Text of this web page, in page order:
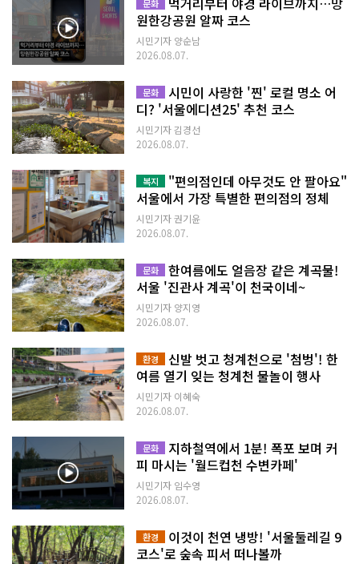
수 있어 여러 지역의 특산품을 찾아다니기 어려운 시민에게도 유용해 보였
다. 매장에서는 먹거리만 만날 수 있는 것이 아니다. 지자체 캐릭터를 활용
한 상품과 지역 기념품도 눈길을 끌었다. 친근한 캐릭터와 감각적인 포장
덕분에 지역 특산물이 오래된 이미지에 머물지 않고 젊고 새로운 상품으로
다가왔다.소비자의 장바구니가 생산자의 판로로 서울동행상회를 둘러보
며 가장 인상 깊었던 것은 상품의 양보다 그 뒤에 담긴 관계였다. 시민은 품
질을 심사받은 국내산 먹거리를 비교하며 구매하고, 지역의 중·소농과 생
산자는 서울 시민을 만날 안정적인 판매 창구를 얻는다. 단순히 물건을 사
고파는 데서 끝나지 않고, 소비자의 선택이 지역 생산자를 응원하는 방식
으로 이어지는 셈이다. 일반 소비자는 생산자가 누구인지, 어떤 과정을 거
쳐 상품이 만들어졌는지 알기 어렵다. 반대로 규모가 작은 농가와 업체는
다. 서울동행상회는 그 거리를 좁혀 주는 중간 다리처럼 느껴졌다. 생산자
에게 낮은 판매 수수료를 적용하고 시민에게 지역의 우수한 상품을 소개한
다는 운영 취지도 ‘동행’이라는 이름과 잘 어울렸다. 매장 한쪽의 자율포장
대도 눈길을 끌었다. 필요한 만큼 포장지를 사용할 수 있고, 옆에 마련된 분
리배출함에 쓰레기를 구분해 버릴 수 있었다. 쇼핑 카트도 한곳에 가지런
진열뿐 아니라 실제 이용자의 동선을 고려한 구성 덕분에 공간이 더욱 편
안하게 느껴졌다.올 때마다 다른 지역을 만나는 곳 한 바퀴를 모두 둘러보
고 나니, 서울동행상회는 ‘전국 특산물을 판매하는 상점’이라는 말만으로
는 다 설명하기 어려운 곳이라는 생각이 들었다. 지역별 먹거리와 상품을
통해 생산자의 이야기를 만나고, 서울 시민의 일상적인 소비가 지역 경제
와 이어지는 과정을 직접 체감할 수 있었기 때문이다. 계절별 제철 식재료
기획전과 생산자 행사, 체험 프로그램도 운영될 예정이어서 방문 시기에
따라 새로운 상품과 지역을 만날 수 있다. 먹거리 구매를 넘어 지역의 문화
와 사람을 알아가는 교류 공간으로 확장되고 있다는 점도 기대를 모은다.
운영시간은 화요일부터 일요일까지 오전 10시 30분부터 오후 7시까지다.
온라인 스마트스토어에서도 지역 상품을 살펴볼 수 있다. 북촌이나 인사동
을 걷는 길이라면 잠시 들러 팔도의 맛을 구경해 보자. 장바구니에 담은 작
은 상품 하나가 어느 지역 생산자에게는 새로운 판로가 될 수 있다. 서울에
서 시작한 장보기가 지역과 함께 걷는 ‘동행’이 되는 곳, 서울동행상회였
다.서울동행상회 ○ 위치 : 서울시 종로구 율곡로 39 안국빌딩 신관 1층 ○
교통 : 지하철 3호선 안국역 1번 출구 ○ 운영시간 : 화~일요일
10:30~19:00 ○ 휴무 : 매월 마지막 주 월요일, 1월 1일, 설날, 설날 다음
날, 추석, 추석 다음 날 ○ 인스타그램(@donghaeng_store) ○ 네이버
스마트스토어 ○ 누리집
문화
원한강공원 알짜 코스
시민기자 양순남
2026.08.07.
문화
디? '서울에디션25' 추천 코스
시민기자 김경선
2026.08.07.
복지
서울에서 가장 특별한 편의점의 정체
시민기자 권기윤
2026.08.07.
문화
서울 '진관사 계곡'이 천국이네~
시민기자 양지영
2026.08.07.
환경
여름 열기 잊는 청계천 물놀이 행사
시민기자 이혜숙
2026.08.07.
문화
피 마시는 '월드컵천 수변카페'
시민기자 임수영
2026.08.07.
환경
코스'로 숲속 피서 떠나볼까